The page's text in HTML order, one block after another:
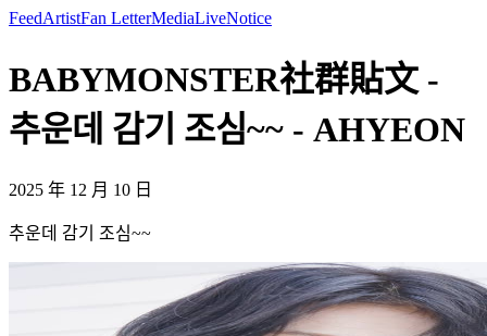
FeedArtistFan LetterMediaLiveNotice
BABYMONSTER社群貼文 -
추운데 감기 조심~~ - AHYEON
2025 年 12 月 10 日
추운데 감기 조심~~